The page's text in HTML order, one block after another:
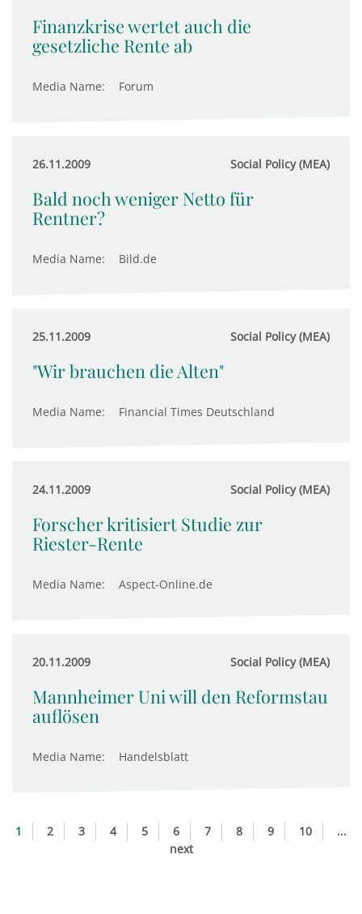
Finanzkrise wertet auch die
gesetzliche Rente ab
Media Name: Forum
26.11.2009 Social Policy (MEA)
Bald noch weniger Netto für
Rentner?
Media Name: Bild.de
25.11.2009 Social Policy (MEA)
"Wir brauchen die Alten"
Media Name: Financial Times Deutschland
24.11.2009 Social Policy (MEA)
Forscher kritisiert Studie zur
Riester-Rente
Media Name: Aspect-Online.de
20.11.2009 Social Policy (MEA)
Mannheimer Uni will den Reformstau
auflösen
Media Name: Handelsblatt
1 2 3 4 5 6 7 8 9 10
...
next